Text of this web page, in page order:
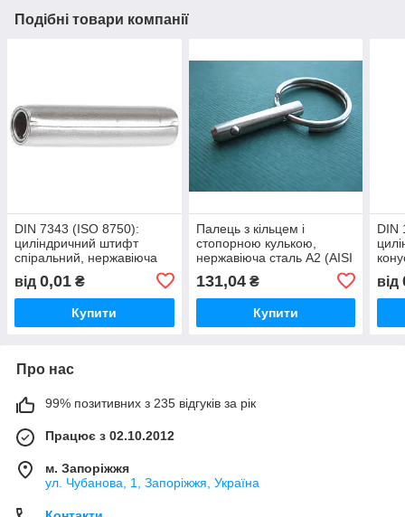
Подібні товари компанії
DIN 7343 (ISO 8750):
циліндричний штифт
спіральний, нержавіюча
від 0,01 ₴
Купити
Палець з кільцем і
стопорною кулькою,
нержавіюча сталь А2 (AISI
131,04₴
Купити
DIN
від
Про нас
99% позитивних з 235 відгуків за рік
Працює з 02.10.2012
м. Запоріжжя
ул. Чубанова, 1, Запоріжжя, Україна